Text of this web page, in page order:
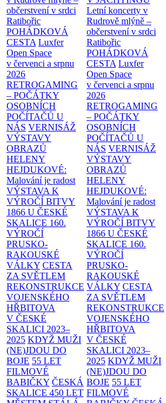
občerstvení v srdci
Ratibořic
POHÁDKOVÁ
CESTA Luxfer
Open Space
v červenci a srpnu
2026
RETROGAMING
– POČÁTKY
OSOBNÍCH
POČÍTAČŮ U
NÁS VERNISÁŽ
VÝSTAVY
OBRAZŮ
HELENY
HEJDUKOVÉ:
Malování je radost
VÝSTAVA K
VÝROČÍ BITVY
1866 U ČESKÉ
SKALICE 160.
VÝROČÍ
PRUSKO-
RAKOUSKÉ
VÁLKY CESTA
ZA SVĚTLEM
REKONSTRUKCE
VOJENSKÉHO
HŘBITOVA
V ČESKÉ
SKALICI 2023–
2025 KDYŽ MUŽI
(NE)JDOU DO
BOJE 55 LET
FILMOVÉ
BABIČKY ČESKÁ
SKALICE 450 LET
Letní koncerty v
Rudrově mlýně –
občerstvení v srdci
Ratibořic
POHÁDKOVÁ
CESTA Luxfer
Open Space
v červenci a srpnu
2026
RETROGAMING
– POČÁTKY
OSOBNÍCH
POČÍTAČŮ U
NÁS VERNISÁŽ
VÝSTAVY
OBRAZŮ
HELENY
HEJDUKOVÉ:
Malování je radost
VÝSTAVA K
VÝROČÍ BITVY
1866 U ČESKÉ
SKALICE 160.
VÝROČÍ
PRUSKO-
RAKOUSKÉ
VÁLKY CESTA
ZA SVĚTLEM
REKONSTRUKCE
VOJENSKÉHO
HŘBITOVA
V ČESKÉ
SKALICI 2023–
2025 KDYŽ MUŽI
(NE)JDOU DO
BOJE 55 LET
FILMOVÉ